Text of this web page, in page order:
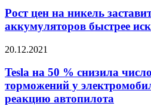
на
никель
заставит
аккумуляторов
искать
альтернативы
Рост цен на никель
аккумуляторов быстрее
Tesla
50
снизила
число
20.12.2021
Tesla на 50 % снизила
торможений у
реакцию автопилота